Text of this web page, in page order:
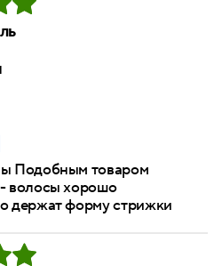
Подобным товаром
волосы хорошо
держат форму стрижки